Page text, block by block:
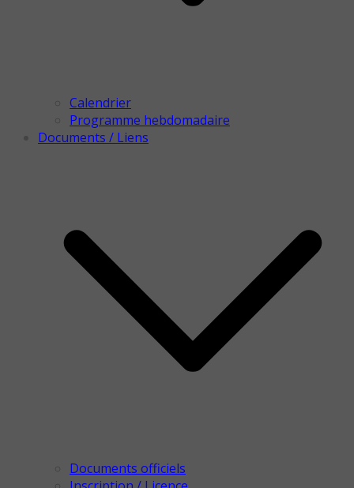
Calendrier
Programme hebdomadaire
Documents / Liens
Documents officiels